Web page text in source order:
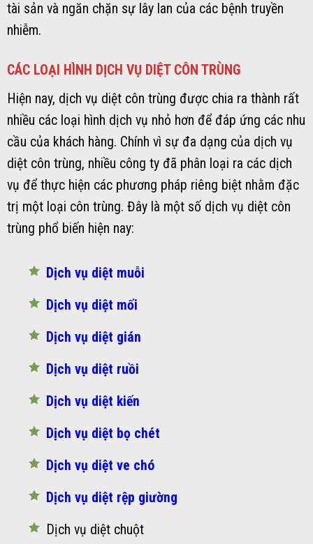
tài sản và ngăn chặn sự lây lan của các bệnh truyền
nhiễm.
CÁC LOẠI HÌNH DỊCH VỤ DIỆT CÔN TRÙNG
Hiện nay, dịch vụ diệt côn trùng được chia ra thành rất
nhiều các loại hình dịch vụ nhỏ hơn để đáp ứng các nhu
cầu của khách hàng. Chính vì sự đa dạng của dịch vụ
diệt côn trùng, nhiều công ty đã phân loại ra các dịch
vụ để thực hiện các phương pháp riêng biệt nhằm đặc
trị một loại côn trùng. Đây là một số dịch vụ diệt côn
trùng phổ biến hiện nay:
Dịch vụ diệt muỗi
Dịch vụ diệt mối
Dịch vụ diệt gián
Dịch vụ diệt ruồi
Dịch vụ diệt kiến
Dịch vụ diệt bọ chét
Dịch vụ diệt ve chó
Dịch vụ diệt rệp giường
Dịch vụ diệt chuột